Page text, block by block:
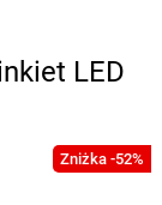
LED
Zniżka -52%